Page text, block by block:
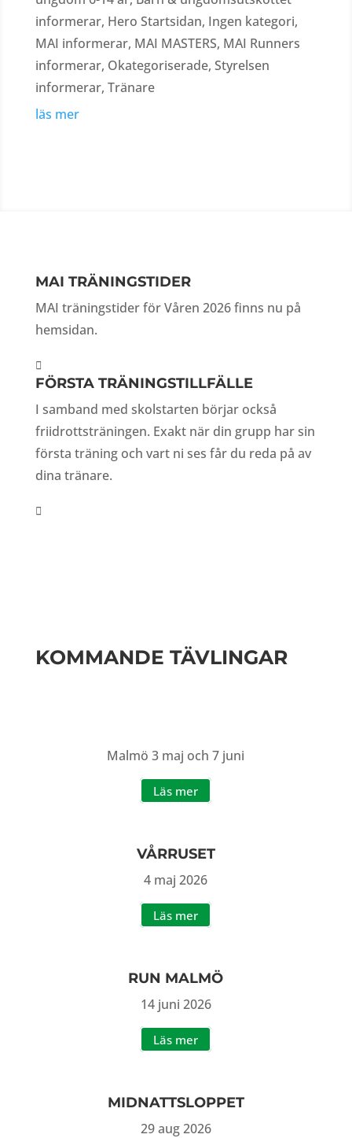
informerar, Hero Startsidan, Ingen kategori,
MAI informerar, MAI MASTERS, MAI Runners
informerar, Okategoriserade, Styrelsen
informerar, Tränare
läs mer
MAI TRÄNINGSTIDER
MAI träningstider för Våren 2026 finns nu på
hemsidan.
FÖRSTA TRÄNINGSTILLFÄLLE
I samband med skolstarten börjar också
friidrottsträningen. Exakt när din grupp har sin
första träning och vart ni ses får du reda på av
dina tränare.
KOMMANDE TÄVLINGAR
Malmö 3 maj och 7 juni
Läs mer
VÅRRUSET
4 maj 2026
Läs mer
RUN MALMÖ
14 juni 2026
Läs mer
MIDNATTSLOPPET
29 aug 2026